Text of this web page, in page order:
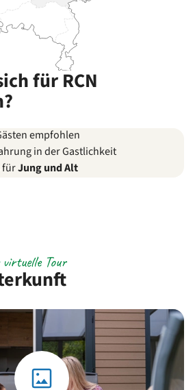
für RCN
empfohlen
in der Gastlichkeit
fürJung und Alt
Tour